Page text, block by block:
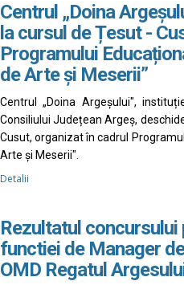
Centrul „Doina
la cursul de Țesut -
Programului
de Arte și Meserii”
Centrul „Doina Argeșului",
Consiliului Județean Argeș,
Cusut, organizat în cadrul
Arte și Meserii".
Detalii
Rezultatul concursului
functiei de Manager
OMD Regatul